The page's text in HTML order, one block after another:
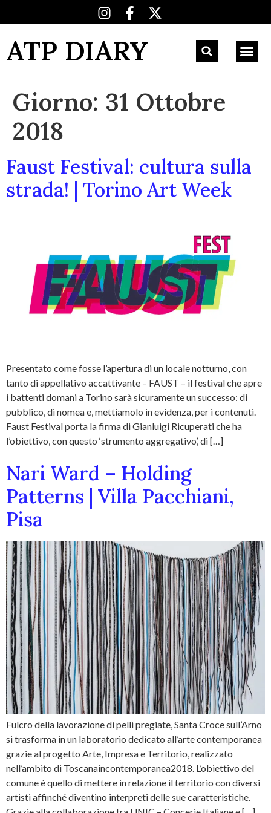
ATP DIARY
Giorno: 31 Ottobre
2018
Faust Festival: cultura sulla
strada! | Torino Art Week
Presentato come fosse l’apertura di un locale notturno, con
tanto di appellativo accattivante – FAUST – il festival che apre
i battenti domani a Torino sarà sicuramente un successo: di
pubblico, di nomea e, mettiamolo in evidenza, per i contenuti.
Faust Festival porta la firma di Gianluigi Ricuperati che ha
l’obiettivo, con questo ‘strumento aggregativo’, di […]
Nari Ward – Holding
Patterns | Villa Pacchiani,
Pisa
Fulcro della lavorazione di pelli pregiate, Santa Croce sull’Arno
si trasforma in un laboratorio dedicato all’arte contemporanea
grazie al progetto Arte, Impresa e Territorio, realizzato
nell’ambito di Toscanaincontemporanea2018. L’obiettivo del
comune è quello di mettere in relazione il territorio con diversi
artisti affinché diventino interpreti delle sue caratteristiche.